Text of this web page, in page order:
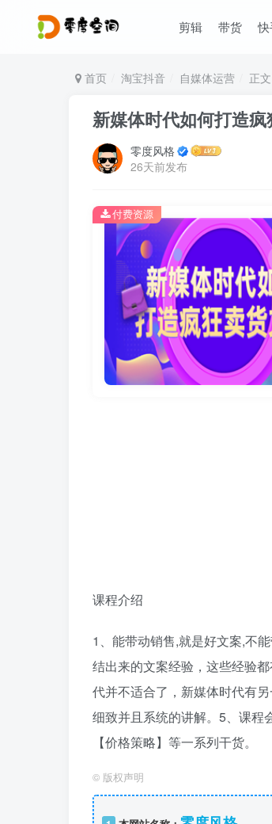
剪辑 带货
首页 淘宝抖音 自媒体运营 正文
新媒体时代如何打造
零度风格
26天前发布
付费资源
课程介绍
1、能带动销售,就是好文案,不
结出来的文案经验，这些经验
代并不适合了，新媒体时代有
细致并且系统的讲解。5、课程
【价格策略】等一系列干货。
© 版权声明